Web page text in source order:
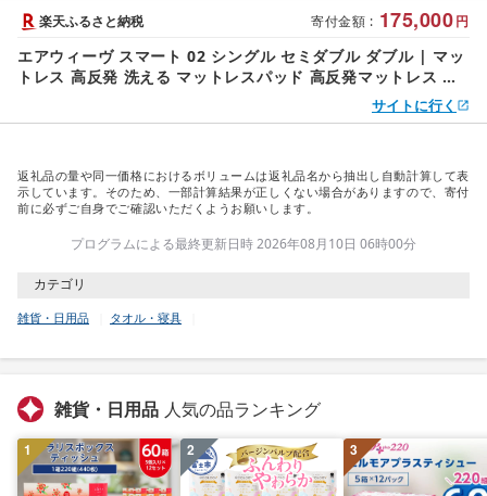
寄付金額 : 175,000円
楽天ふるさと納税
エアウィーヴ スマート 02 シングル セミダブル ダブル | マッ
トレス 高反発 洗える マットレスパッド 高反発マットレス 洗
えるマットレス マットレストッパー 敷き布団 エアウィーブ
サイトに行く
返礼品の量や同一価格におけるボリュームは返礼品名から抽出し自動計算して表
示しています。そのため、一部計算結果が正しくない場合がありますので、寄付
前に必ずご自身でご確認いただくようお願いします。
プログラムによる最終更新日時 2026年08月10日 06時00分
カテゴリ
雑貨・日用品 タオル・寝具
雑貨・日用品 人気の品ランキング
1 2 3